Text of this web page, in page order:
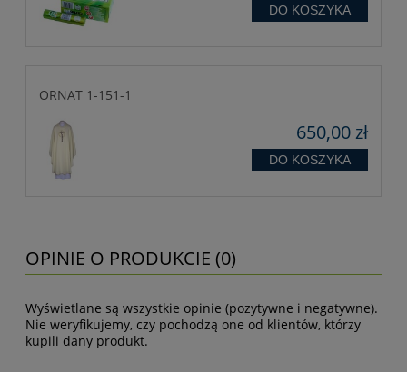
DO KOSZYKA
ORNAT 1-151-1
650,00 zł
DO KOSZYKA
OPINIE O PRODUKCIE (0)
Wyświetlane są wszystkie opinie (pozytywne i negatywne).
Nie weryfikujemy, czy pochodzą one od klientów, którzy
kupili dany produkt.